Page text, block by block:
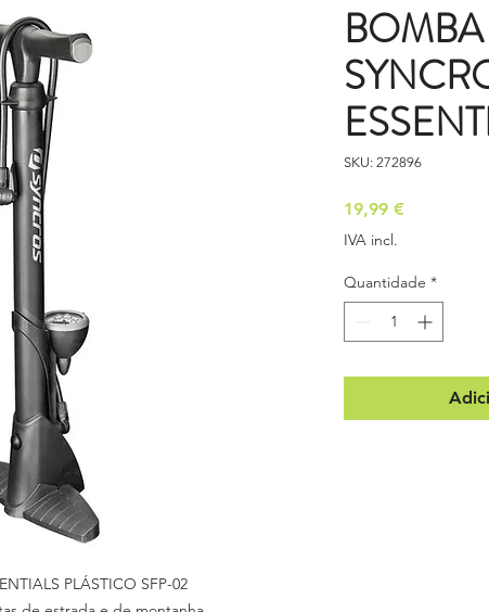
PLÁSTICO SFP-02
SKU: 272896
19,99 €
IVA incl.
Quantidade *